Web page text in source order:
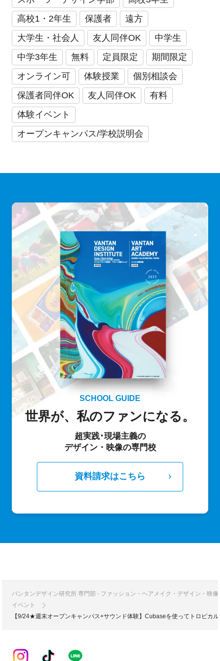
高校1・2年生
保護者
遠方
大学生・社会人
友人同伴OK
中学生
中学3年生
無料 定員限定
期間限定
オンライン可
体験授業
個別相談会
保護者同伴OK
友人同伴OK
有料
体験イベント
オープンキャンパス/学校説明会
SCHOOL GUIDE
世界が、私のファンになる。
超実践･現場主義の
デザイン・映像の専門校
資料請求はこちら
バンタンデザイン研究所 専門部 - ファッション・ヘアメイク・デザイン・映
イベント
【9/24★週末オープンキャンパス+サウンド体験】Cubaseを使ってトロピカ